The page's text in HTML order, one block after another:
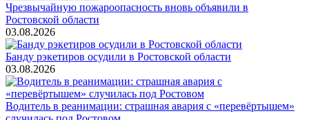
Чрезвычайную пожароопасность вновь объявили в
Ростовской области
03.08.2026
Банду рэкетиров осудили в Ростовской области
03.08.2026
Водитель в реанимации: страшная авария с «перевёртышем»